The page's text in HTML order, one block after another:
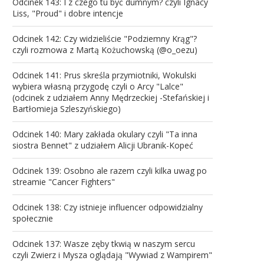
Liss, "Proud" i dobre intencje
Odcinek 142: Czy widzieliście "Podziemny Krąg"?
czyli rozmowa z Martą Kożuchowską (@o_oezu)
Odcinek 141: Prus skreśla przymiotniki, Wokulski
wybiera własną przygodę czyli o Arcy "Lalce"
(odcinek z udziałem Anny Mędrzeckiej -Stefańskiej i
Bartłomieja Szleszyńskiego)
Odcinek 140: Mary zakłada okulary czyli "Ta inna
siostra Bennet" z udziałem Alicji Ubranik-Kopeć
Odcinek 139: Osobno ale razem czyli kilka uwag po
streamie "Cancer Fighters"
Odcinek 138: Czy istnieje influencer odpowidzialny
społecznie
Odcinek 137: Wasze zęby tkwią w naszym sercu
czyli Zwierz i Mysza oglądają "Wywiad z Wampirem"